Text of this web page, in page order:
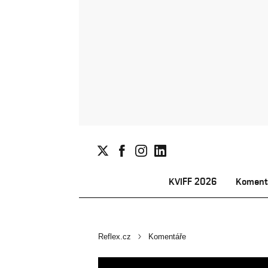
KVIFF 2026
Reflex.cz Komentáře